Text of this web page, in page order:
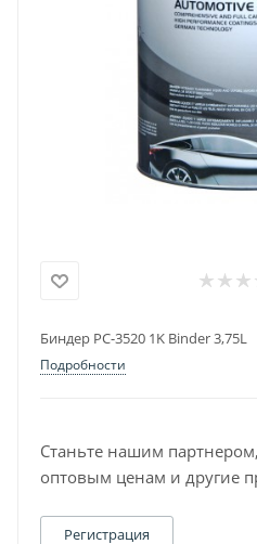
Биндер PC-3520 1K Binder 3,75L
Подробности
Станьте нашим
оптовым ценам и другие
Регистрация